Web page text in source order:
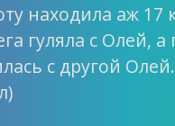
находила аж 17
гуляла с Олей, а
с другой